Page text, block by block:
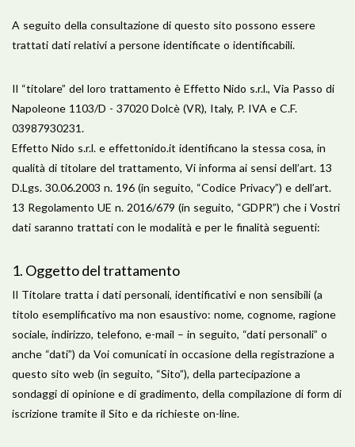
A seguito della consultazione di questo sito possono essere
trattati dati relativi a persone identificate o identificabili.
Il “titolare” del loro trattamento è Effetto Nido s.r.l., Via Passo di
Napoleone 1103/D - 37020 Dolcè (VR), Italy, P. IVA e C.F.
03987930231.
Effetto Nido s.r.l. e effettonido.it identificano la stessa cosa, in
qualità di titolare del trattamento, Vi informa ai sensi dell’art. 13
D.Lgs. 30.06.2003 n. 196 (in seguito, “Codice Privacy”) e dell’art.
13 Regolamento UE n. 2016/679 (in seguito, “GDPR”) che i Vostri
dati saranno trattati con le modalità e per le finalità seguenti:
​1. Oggetto del trattamento
Il Titolare tratta i dati personali, identificativi e non sensibili (a
titolo esemplificativo ma non esaustivo: nome, cognome, ragione
sociale, indirizzo, telefono, e-mail – in seguito, “dati personali” o
anche “dati”) da Voi comunicati in occasione della registrazione a
questo sito web (in seguito, “Sito”), della partecipazione a
sondaggi di opinione e di gradimento, della compilazione di form di
iscrizione tramite il Sito e da richieste on-line.